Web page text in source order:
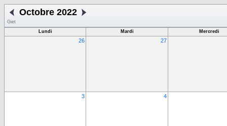
Octobre 2022
Giet
Lundi
Mardi Mercredi
26 27
3 4